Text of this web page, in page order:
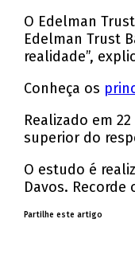
O Edelman
Edelman Trust
realidade”,
Conheça os
Realizado em
superior do
O estudo é
Davos. Recorde
Partilhe este artigo